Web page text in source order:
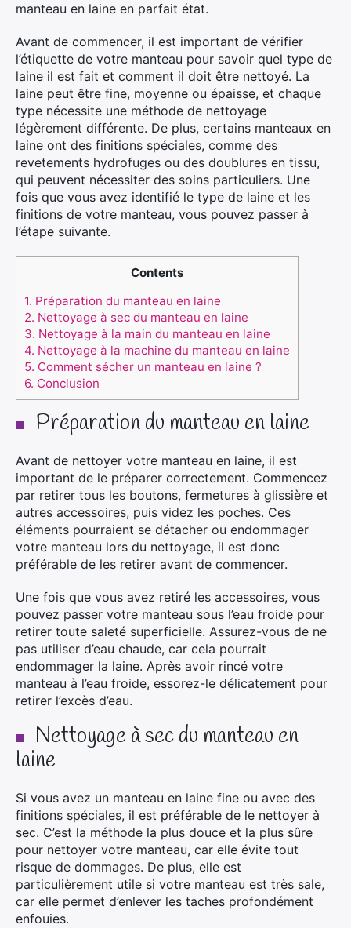
manteau en laine en parfait état.
Avant de commencer, il est important de vérifier
l’étiquette de votre manteau pour savoir quel type de
laine il est fait et comment il doit être nettoyé. La
laine peut être fine, moyenne ou épaisse, et chaque
type nécessite une méthode de nettoyage
légèrement différente. De plus, certains manteaux en
laine ont des finitions spéciales, comme des
revetements hydrofuges ou des doublures en tissu,
qui peuvent nécessiter des soins particuliers. Une
fois que vous avez identifié le type de laine et les
finitions de votre manteau, vous pouvez passer à
l’étape suivante.
Contents
1. Préparation du manteau en laine
2. Nettoyage à sec du manteau en laine
3. Nettoyage à la main du manteau en laine
4. Nettoyage à la machine du manteau en laine
5. Comment sécher un manteau en laine ?
6. Conclusion
Préparation du manteau en laine
Avant de nettoyer votre manteau en laine, il est
important de le préparer correctement. Commencez
par retirer tous les boutons, fermetures à glissière et
autres accessoires, puis videz les poches. Ces
éléments pourraient se détacher ou endommager
votre manteau lors du nettoyage, il est donc
préférable de les retirer avant de commencer.
Une fois que vous avez retiré les accessoires, vous
pouvez passer votre manteau sous l’eau froide pour
retirer toute saleté superficielle. Assurez-vous de ne
pas utiliser d’eau chaude, car cela pourrait
endommager la laine. Après avoir rincé votre
manteau à l’eau froide, essorez-le délicatement pour
retirer l’excès d’eau.
Nettoyage à sec du manteau en
laine
Si vous avez un manteau en laine fine ou avec des
finitions spéciales, il est préférable de le nettoyer à
sec. C’est la méthode la plus douce et la plus sûre
pour nettoyer votre manteau, car elle évite tout
risque de dommages. De plus, elle est
particulièrement utile si votre manteau est très sale,
car elle permet d’enlever les taches profondément
enfouies.